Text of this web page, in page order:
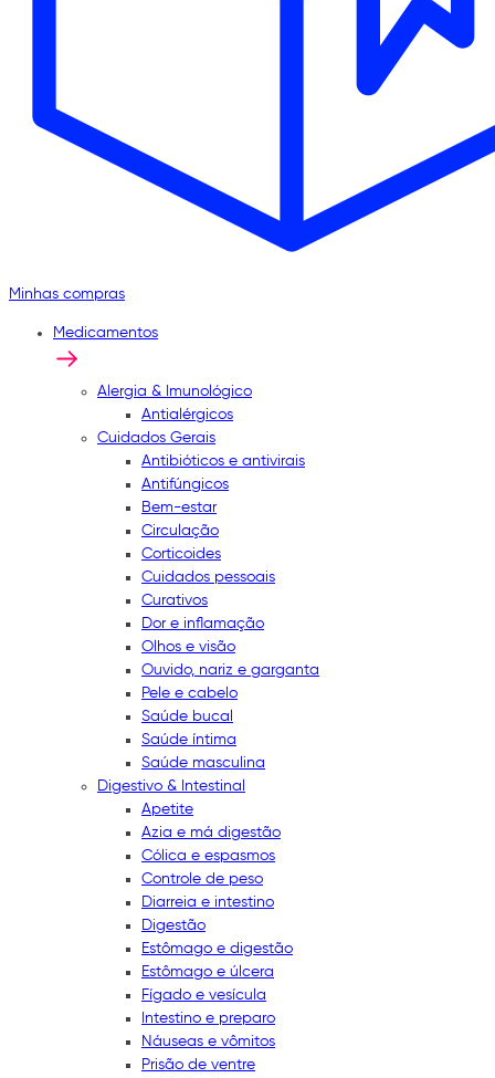
Minhas compras
Medicamentos
Alergia & Imunológico
Antialérgicos
Cuidados Gerais
Antibióticos e antivirais
Antifúngicos
Bem-estar
Circulação
Corticoides
Cuidados pessoais
Curativos
Dor e inflamação
Olhos e visão
Ouvido, nariz e garganta
Pele e cabelo
Saúde bucal
Saúde íntima
Saúde masculina
Digestivo & Intestinal
Apetite
Azia e má digestão
Cólica e espasmos
Controle de peso
Diarreia e intestino
Digestão
Estômago e digestão
Estômago e úlcera
Fígado e vesícula
Intestino e preparo
Náuseas e vômitos
Prisão de ventre